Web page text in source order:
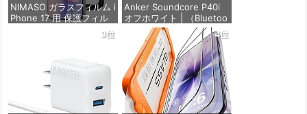
NIMASO ガラスフィルム i
Phone 17 用 保護フィル
透過率 指紋防止 貼りやす
e17 (6.3インチ) 対応 2枚
セット DSP25F1698
Anker Soundcore P40i
オフホワイト | （Bluetoo
th 5.3） 【完全ワイヤレ
スイヤホン/ウルトラノイ
ズキャンセリング 2.0 / マ
ルチポイント接続 / 最大6
0時間再生 / PSE技術基準
適合】
価格：¥7,990
3位 4位